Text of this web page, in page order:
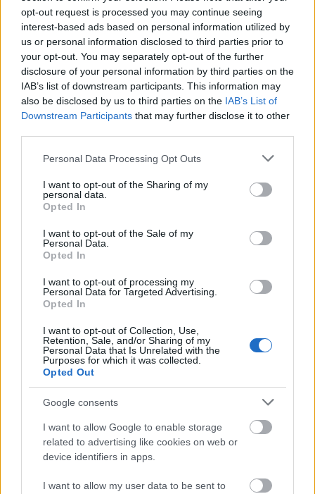
opt-out request is processed you may continue seeing
interest-based ads based on personal information utilized by
us or personal information disclosed to third parties prior to
your opt-out. You may separately opt-out of the further
disclosure of your personal information by third parties on the
IAB’s list of downstream participants. This information may
also be disclosed by us to third parties on the IAB’s List of
Downstream Participants that may further disclose it to other
Please note that this website/app uses one or more Google
not limited to your visit or usage behaviour. You may click to
grant or deny consent to Google and its third-party tags to
use your data for below specified purposes in below Google
consent section.
Personal Data Processing Opt Outs
I want to opt-out of the Sharing of my
personal data.
Opted In
I want to opt-out of the Sale of my
Personal Data.
Opted In
I want to opt-out of processing my
Personal Data for Targeted Advertising.
Opted In
I want to opt-out of Collection, Use,
Retention, Sale, and/or Sharing of my
Personal Data that Is Unrelated with the
Purposes for which it was collected.
Opted Out
Google consents
I want to allow Google to enable storage
related to advertising like cookies on web or
device identifiers in apps.
I want to allow my user data to be sent to
υποβάλλονται σεαθλητικές δοκιμασίες.Οι
υποψήφιοι που επιτυγχάνουν στις αθλητικές
δοκιμασίες υποβάλλονται σεψυχοτεχνικές
δοκιμασίεςκαι συνέντευξη, ώστε να ερευνηθούν
ιδίως η κρίση, η αντίληψη, η προσαρμοστικότητα
στις μεταβαλλόμενες καταστάσεις και απαιτήσεις, ο
βαθμός ετοιμότητας, η αυτοκυριαρχία, η
προσωπικότητας.
Μείνετε συντονισμένοι στο Proson.gr
facebook twitte r
threadsκαι στοviber
ενημερώνεστε
διαγωνισμό του ΑΣΕΠ για τηΔημοτική
Αστυνομία.
Τα απαραίτητα πρόσθετα προσόντα
Πρόσθετοτυπικό προσόνθα είναι ηΠιστοποίηση
Αγγλικών.Η μόνηπου προλαβαίνετε να πάρετε
στην Ελλάδα(ΔΕΝ ΥΠΑΡΣΧΕΙ ΑΛΛΗ ΠΟΥ ΝΑ
ΒΓΑΙΝΕΙ ΣΕ 2 ΗΜΕΡΕΣ) είναι η εξ αποστάσεως
Πιστοποίηση Αγγλικών της goLearn